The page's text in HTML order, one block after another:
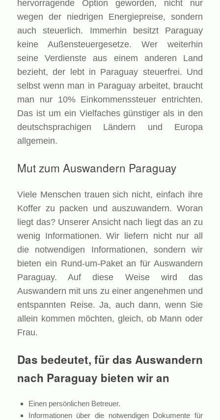
hervorragende Option geworden, nicht nur
wegen der niedrigen Energiepreise, sondern
auch steuerlich. Immerhin besitzt Paraguay
keine Außensteuergesetze. Wer weiterhin
seine Verdienste aus einem anderen Land
bezieht, der lebt in Paraguay steuerfrei. Und
selbst wenn man in Paraguay arbeitet, braucht
man nur 10% Einkommenssteuer entrichten.
Das ist um ein Vielfaches günstiger als in den
deutschsprachigen Ländern und Europa
allgemein.
Mut zum Auswandern Paraguay
Viele Menschen trauen sich nicht, einfach ihre
Koffer zu packen und auszuwandern. Woran
liegt das? Unserer Ansicht nach liegt das an zu
wenig Informationen. Wir liefern nicht nur all
die notwendigen Informationen, sondern wir
bieten ein Rund-um-Paket an für Auswandern
Paraguay. Auf diese Weise wird das
Auswandern mit uns zu einer angenehmen und
entspannten Reise. Ja, auch dann, wenn Sie
allein kommen möchten, gleich, ob Mann oder
Frau.
Das bedeutet, für das Auswandern
nach Paraguay bieten wir an
Einen persönlichen Betreuer.
Informationen über die notwendigen Dokumente für